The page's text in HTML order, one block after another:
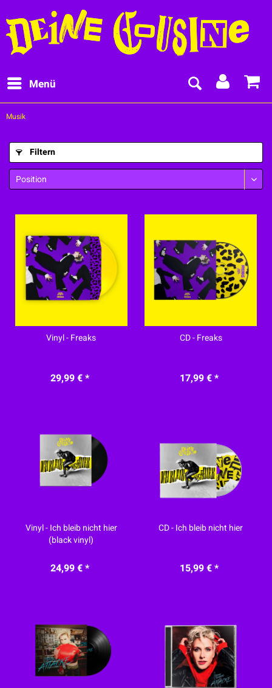
Menü
Musik
Filtern
Vinyl - Freaks
29,99 € *
CD - Freaks
17,99 € *
Vinyl - Ich bleib nicht hier
(black vinyl)
24,99 € *
CD - Ich bleib nicht hier
15,99 € *